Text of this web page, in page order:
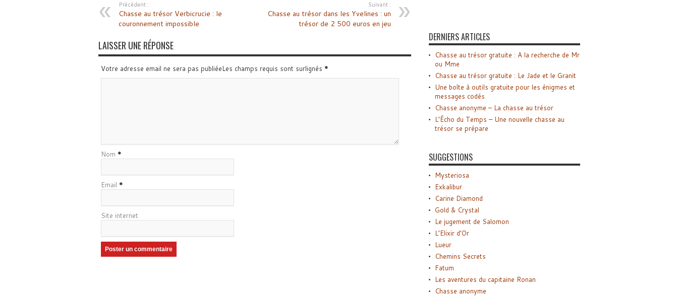
Précédent :
Chasse au trésor Verbicrucie : le
couronnement impossible
Suivant :
Chasse au trésor dans les Yvelines : un
trésor de 2 500 euros en jeu
LAISSER UNE RÉPONSE
Votre adresse email ne sera pas publiéeLes champs requis sont surlignés *
Nom *
Email *
Site internet
DERNIERS ARTICLES
Chasse au trésor gratuite : A la recherche de Mr
ou Mme
Chasse au trésor gratuite : Le Jade et le Granit
Une boîte à outils gratuite pour les énigmes et
messages codés
Chasse anonyme – La chasse au trésor
L’Écho du Temps – Une nouvelle chasse au
trésor se prépare
SUGGESTIONS
Mysteriosa
Exkalibur
Carine Diamond
Gold & Crystal
Le jugement de Salomon
L’Elixir d’Or
Lueur
Chemins Secrets
Fatum
Les aventures du capitaine Ronan
Chasse anonyme